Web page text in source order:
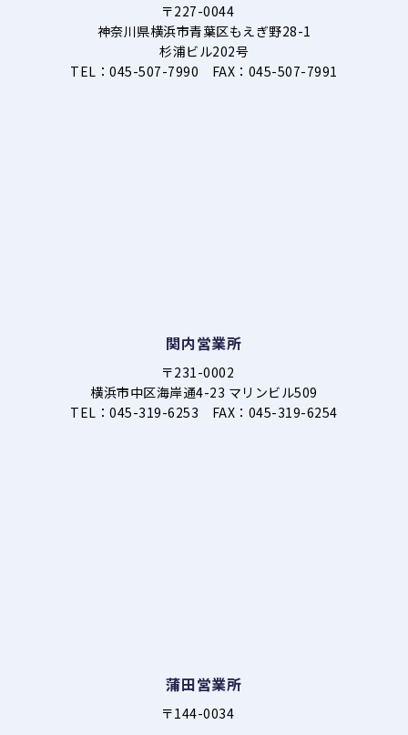
〒227-0044
神奈川県横浜市青葉区もえぎ野28-1
杉浦ビル202号
TEL：045-507-7990 FAX：045-507-7991
関内営業所
〒231-0002
横浜市中区海岸通4-23 マリンビル509
TEL：045-319-6253 FAX：045-319-6254
蒲田営業所
〒144-0034